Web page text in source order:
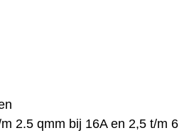
2.5 qmm bij 16A en 2,5 t/m 6